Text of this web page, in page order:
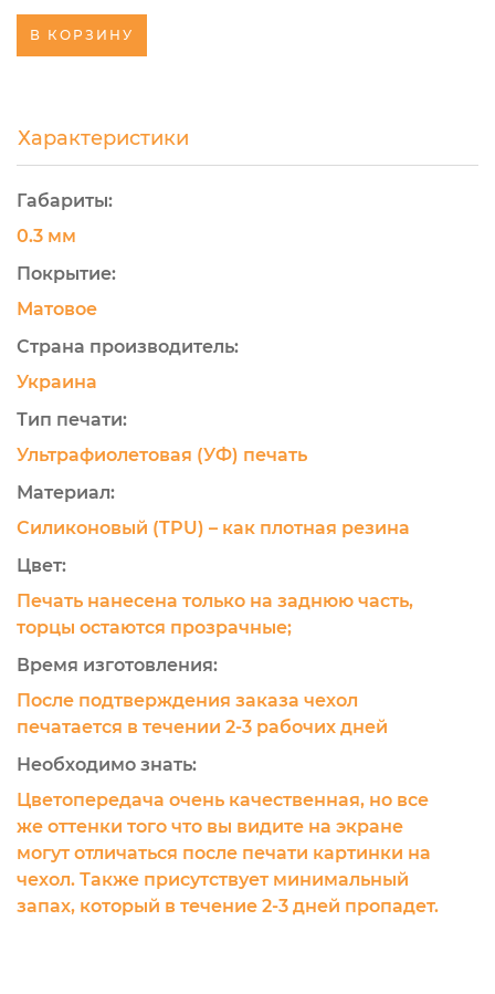
В КОРЗИНУ
Характеристики
Габариты:
0.3 мм
Покрытие:
Матовое
Страна производитель:
Украина
Тип печати:
Ультрафиолетовая (УФ) печать
Материал:
Силиконовый (TPU) – как плотная резина
Цвет:
Печать нанесена только на заднюю часть,
торцы остаются прозрачные;
Время изготовления:
После подтверждения заказа чехол
печатается в течении 2-3 рабочих дней
Необходимо знать:
Цветопередача очень качественная, но все
же оттенки того что вы видите на экране
могут отличаться после печати картинки на
чехол. Также присутствует минимальный
запах, который в течение 2-3 дней пропадет.